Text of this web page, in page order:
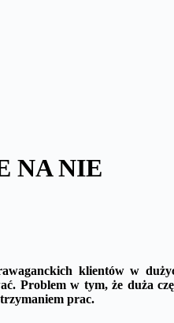
NA NIE
klientów w
Problem w tym, że duża
prac.